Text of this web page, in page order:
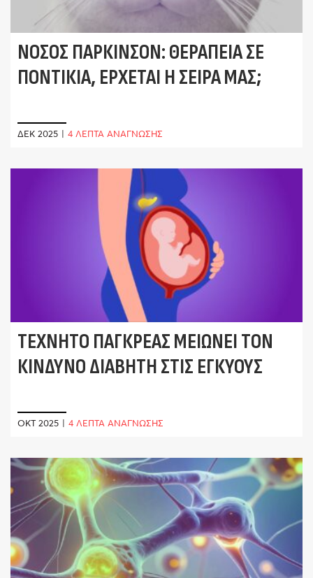
ΝΌΣΟΣ ΠΆΡΚΙΝΣΟΝ: ΘΕΡΑΠΕΊΑ ΣΕ
ΠΟΝΤΊΚΙΑ, ΈΡΧΕΤΑΙ Η ΣΕΙΡΆ ΜΑΣ;
ΔΕΚ 2025 | 4 ΛΕΠΤΑ ΑΝΑΓΝΩΣΗΣ
ΤΕΧΝΗΤΌ ΠΆΓΚΡΕΑΣ ΜΕΙΏΝΕΙ ΤΟΝ
ΚΊΝΔΥΝΟ ΔΙΑΒΉΤΗ ΣΤΙΣ ΕΓΚΎΟΥΣ
ΟΚΤ 2025 | 4 ΛΕΠΤΑ ΑΝΑΓΝΩΣΗΣ